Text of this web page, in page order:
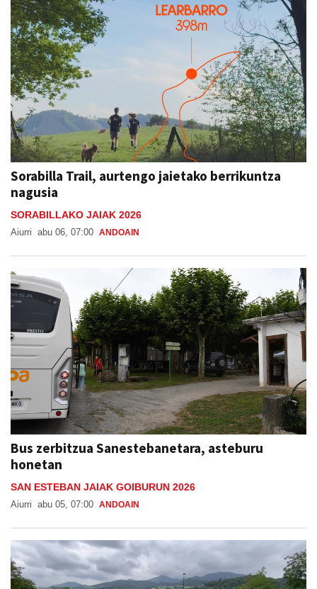
Sorabilla Trail, aurtengo jaietako berrikuntza
nagusia
SORABILLAKO JAIAK 2026
Aiurri abu 06, 07:00 ANDOAIN
Bus zerbitzua Sanestebanetara, asteburu
honetan
SAN ESTEBAN JAIAK GOIBURUN 2026
Aiurri abu 05, 07:00 ANDOAIN